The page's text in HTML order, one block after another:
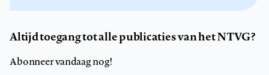
Altijd toegang tot alle publicaties van het NTVG?
Abonneer vandaag nog!